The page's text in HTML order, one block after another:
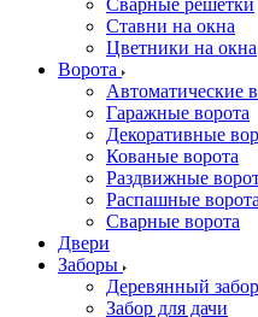
Сварные решётки
Ставни на окна
Цветники на окна
Ворота
Автоматические
Гаражные ворота
Декоративные
Кованые ворота
Раздвижные
Распашные ворота
Сварные ворота
Двери
Заборы
Деревянный забор
Забор для дачи